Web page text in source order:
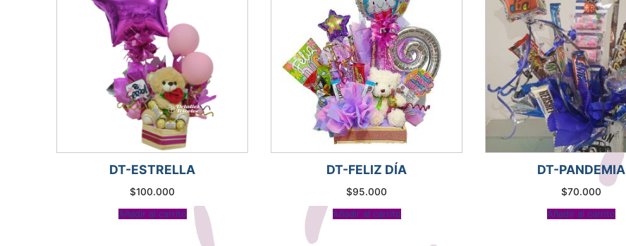
DT-ESTRELLA
$100.000
Añadir al carrito
DT-FELIZ DÍA
$95.000
Añadir al carrito
DT-PANDEMIA
$70.000
Añadir al carrito